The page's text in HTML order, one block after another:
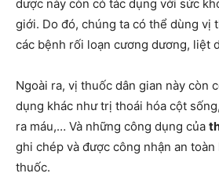
dược này còn có tác dụng với sức
giới. Do đó, chúng ta có thể dùng vị
các bệnh rối loạn cương dương, liệt
Ngoài ra, vị thuốc dân gian này còn
dụng khác như trị thoái hóa cột
ra máu,… Và những công dụng của
ghi chép và được công nhận an
thuốc.